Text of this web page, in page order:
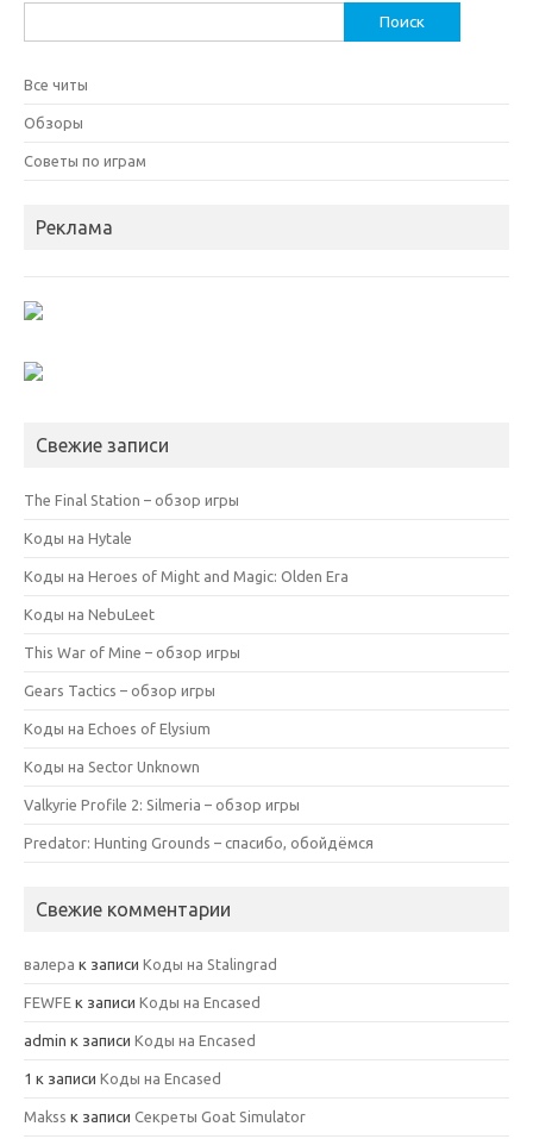
Все читы
Обзоры
Советы по играм
Реклама
Свежие записи
The Final Station – обзор игры
Коды на Hytale
Коды на Heroes of Might and Magic: Olden Era
Коды на NebuLeet
This War of Mine – обзор игры
Gears Tactics – обзор игры
Коды на Echoes of Elysium
Коды на Sector Unknown
Valkyrie Profile 2: Silmeria – обзор игры
Predator: Hunting Grounds – спасибо, обойдёмся
Свежие комментарии
валера к записи Коды на Stalingrad
FEWFE к записи Коды на Encased
admin к записи Коды на Encased
1 к записи Коды на Encased
Makss к записи Секреты Goat Simulator